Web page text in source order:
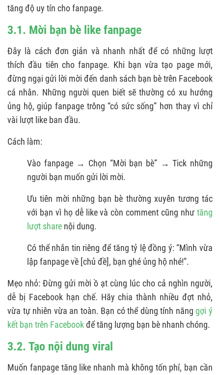
tăng độ uy tín cho fanpage.
3.1. Mời bạn bè like fanpage
Đây là cách đơn giản và nhanh nhất để có những lượt
thích đầu tiên cho fanpage. Khi bạn vừa tạo page mới,
đừng ngại gửi lời mời đến danh sách bạn bè trên Facebook
cá nhân. Những người quen biết sẽ thường có xu hướng
ủng hộ, giúp fanpage trông “có sức sống” hơn thay vì chỉ
vài lượt like ban đầu.
Cách làm:
Vào fanpage → Chọn “Mời bạn bè” → Tick những
người bạn muốn gửi lời mời.
Ưu tiên mời những bạn bè thường xuyên tương tác
với bạn vì họ dễ like và còn comment cũng như tăng
lượt share nội dung.
Có thể nhắn tin riêng để tăng tỷ lệ đồng ý: “Mình vừa
lập fanpage về [chủ đề], bạn ghé ủng hộ nhé!”.
Mẹo nhỏ: Đừng gửi mời ồ ạt cùng lúc cho cả nghìn người,
dễ bị Facebook hạn chế. Hãy chia thành nhiều đợt nhỏ,
vừa tự nhiên vừa an toàn. Bạn có thể dùng tính nănggợi ý
kết bạn trên Facebookđể tăng lượng bạn bè nhanh chóng.
3.2. Tạo nội dung viral
Muốn fanpage tăng like nhanh mà không tốn phí, bạn cần